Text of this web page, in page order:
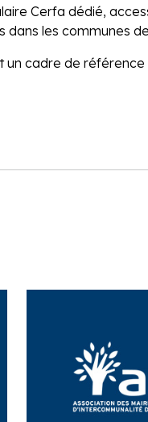
Cerfa dédié,
les communes
cadre de